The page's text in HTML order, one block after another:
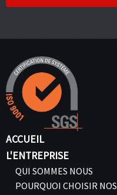
ACCUEIL
L'ENTREPRISE
QUI SOMMES NOUS
POURQUOI CHOISIR NOS